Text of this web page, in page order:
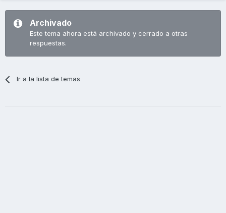
Archivado
Este tema ahora está archivado y cerrado a otras
respuestas.
Ir a la lista de temas